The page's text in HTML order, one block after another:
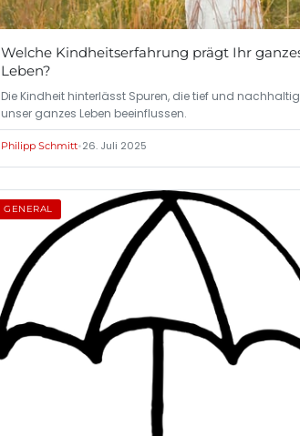
Welche Kindheitserfahrung prägt Ihr
Leben?
Die Kindheit hinterlässt Spuren, die tief und nachhaltig
unser ganzes Leben beeinflussen.
Philipp Schmitt•26. Juli 2025
GENERAL